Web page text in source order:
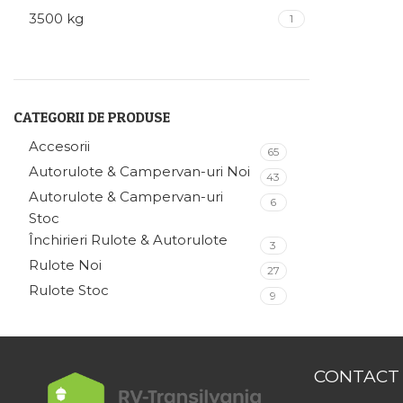
3500 kg 1
CATEGORII DE PRODUSE
Accesorii 65
Autorulote & Campervan-uri Noi 43
Autorulote & Campervan-uri
Stoc
6
Închirieri Rulote & Autorulote 3
Rulote Noi 27
Rulote Stoc 9
CONTACT